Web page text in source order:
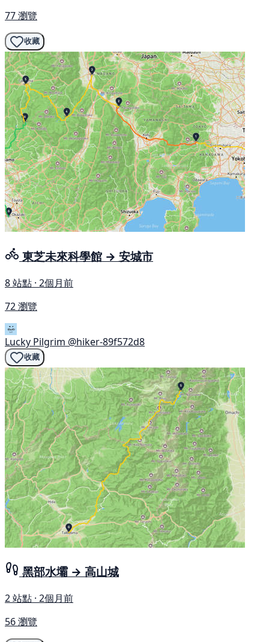
77 瀏覽
收藏
東芝未來科學館 → 安城市
8 站點 · 2個月前
72 瀏覽
Lucky Pilgrim @hiker-89f572d8
收藏
黑部水壩 → 高山城
2 站點 · 2個月前
56 瀏覽